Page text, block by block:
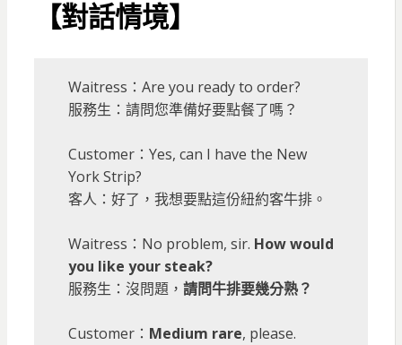
【對話情境】
Waitress：Are you ready to order?
服務生：請問您準備好要點餐了嗎？
Customer：Yes, can I have the New
York Strip?
客人：好了，我想要點這份紐約客牛排。
Waitress：No problem, sir. How would
you like your steak?
服務生：沒問題， 請問牛排要幾分熟？
Customer： Medium rare, please.